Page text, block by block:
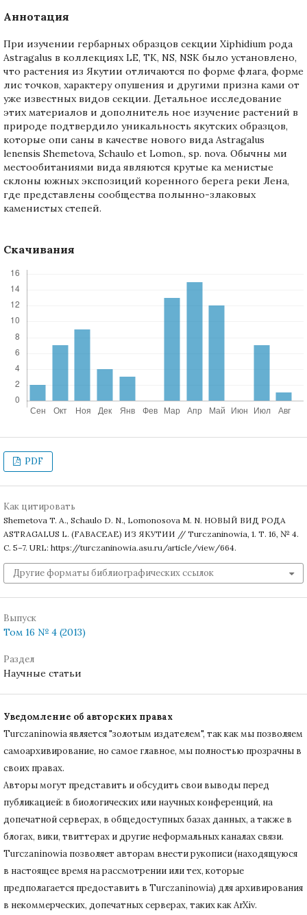
Аннотация
При изучении гербарных образцов сек­ции Xiphidium рода
Astragalus в коллекциях LE, TK, NS, NSK было установлено,
что растения из Якутии отличаются по форме флага, форме
лис­ точков, характеру опушения и другими призна­ ками от
уже известных видов секции. Детальное исследование
этих материалов и дополнитель­ ное изучение растений в
природе подтвердило уникальность якутских образцов,
которые опи­ саны в качестве нового вида Astragalus
lenensis Shemetova, Schaulo et Lomon., sp. nova. Обычны­ ми
местообитаниями вида являются крутые ка­ менистые
склоны южных экспозиций коренного берега реки Лена,
где представлены сообщества полынно-злаковых
каменистых степей.
Скачивания
PDF
Как цитировать
Shemetova T. A., Schaulo D. N., Lomonosova M. N. НОВЫЙ ВИД РОДА
ASTRAGALUS L. (FABACEAE) ИЗ ЯКУТИИ // Turczaninowia, 1. Т. 16, № 4.
С. 5–7. URL: https://turczaninowia.asu.ru/article/view/664.
Другие форматы библиографических ссылок
Выпуск
Том 16 № 4 (2013)
Раздел
Научные статьи
Уведомление об авторских правах
Turczaninowiа является "золотым издателем", так как мы позволяем
самоархивирование, но самое главное, мы полностью прозрачны в
своих правах.
Авторы могут представить и обсудить свои выводы перед
публикацией: в биологических или научных конференций, на
допечатной серверах, в общедоступных базах данных, а также в
блогах, вики, твиттерах и другие неформальных каналах связи.
Turczaninowiа позволяет авторам внести рукописи (находящуюся
в настоящее время на рассмотрении или тех, которые
предполагается предоставить в Turczaninowia) для архивирования
в некоммерческих, допечатных серверах, таких как ArXiv.